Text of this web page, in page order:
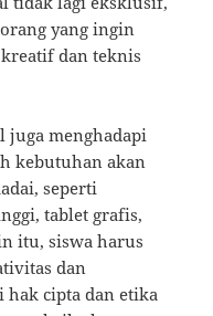
yang ingin
dan teknis
juga menghadapi
kebutuhan akan
seperti
tablet grafis,
itu, siswa harus
dan
hak cipta dan etika